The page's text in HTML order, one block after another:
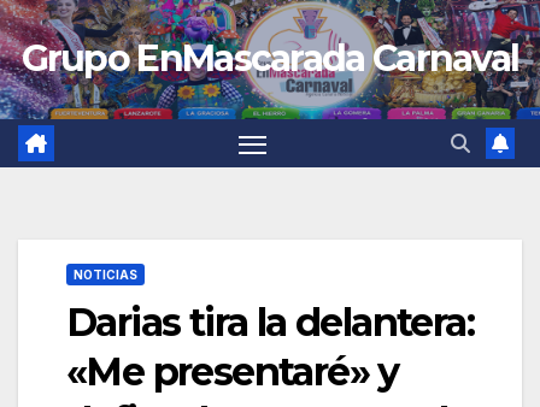
Saltar
al
contenido
Grupo EnMascarada Carnaval
NOTICIAS
Darias tira la delantera:
«Me presentaré» y